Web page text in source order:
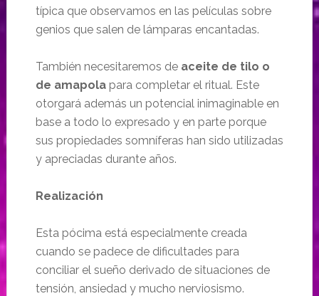
típica que observamos en las películas sobre
genios que salen de lámparas encantadas.
También necesitaremos de aceite de tilo o
de amapolapara completar el ritual. Este
otorgará además un potencial inimaginable en
base a todo lo expresado y en parte porque
sus propiedades somníferas han sido utilizadas
y apreciadas durante años.
Realización
Esta pócima está especialmente creada
cuando se padece de dificultades para
conciliar el sueño derivado de situaciones de
tensión, ansiedad y mucho nerviosismo.